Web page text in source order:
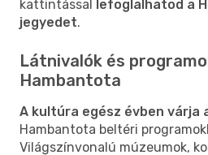
kattintással lefoglalhatod a
jegyedet.
Látnivalók és
Hambantota
A kultúra egész évben várja
Hambantota beltéri
Világszínvonalú múzeumok,